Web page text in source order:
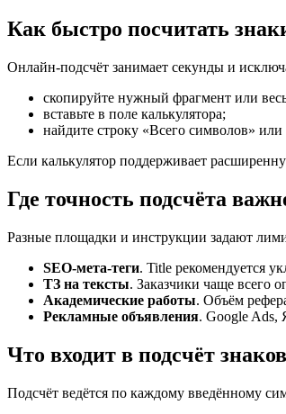
Как быстро посчитать
Онлайн-подсчёт занимает секунды и
скопируйте нужный фрагмент или
вставьте в поле калькулятора;
найдите строку «Всего символов»
Если калькулятор поддерживает
Где точность подсчёта
Разные площадки и инструкции задают
SEO-мета-теги. Title рекомендуется
ТЗ на тексты. Заказчики чаще всего
Академические работы. Объём
Рекламные объявления. Google Ads,
Что входит в подсчёт
Подсчёт ведётся по каждому введённому